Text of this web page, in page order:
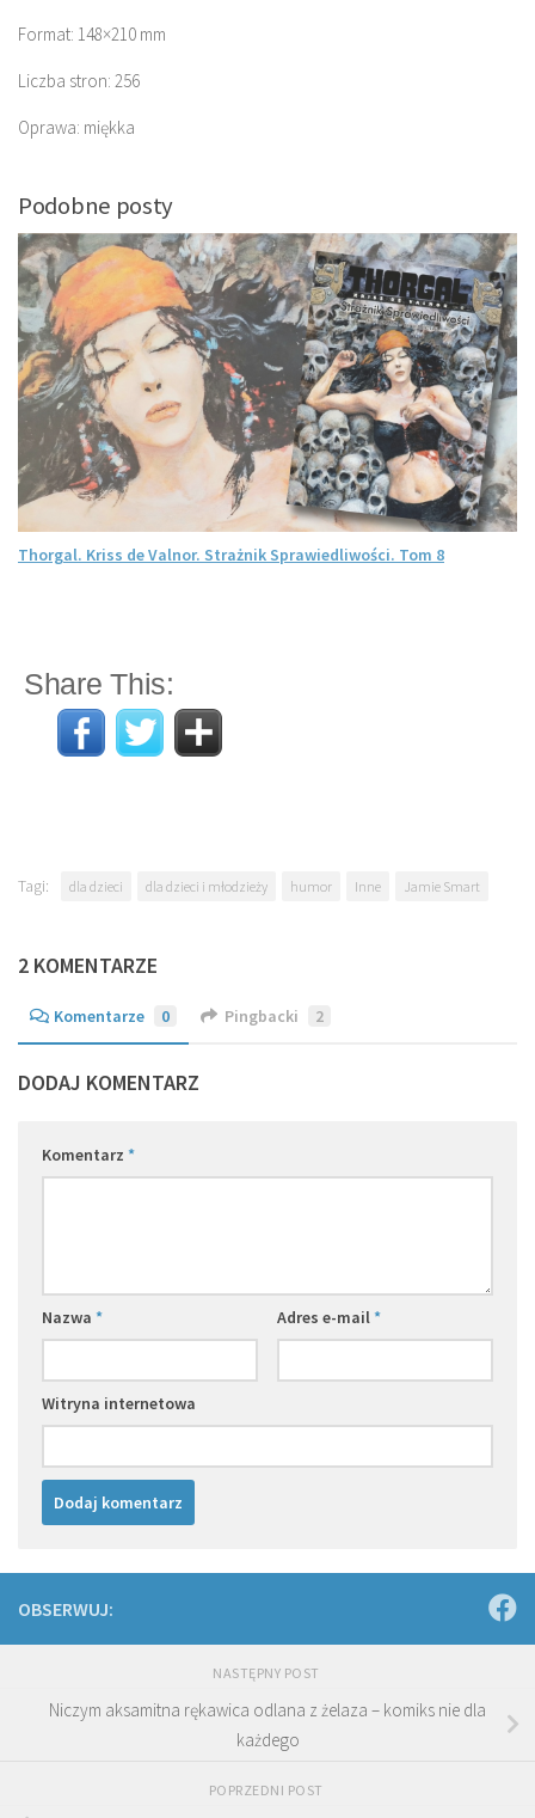
Format: 148×210 mm
Liczba stron: 256
Oprawa: miękka
Podobne posty
Thorgal. Kriss de Valnor. Strażnik Sprawiedliwości. Tom 8
Share This:
Tagi: dla dzieci dla dzieci i młodzieży humor Inne Jamie Smart
2 KOMENTARZE
Komentarze 0 Pingbacki 2
DODAJ KOMENTARZ
Komentarz *
Nazwa * Adres e-mail*
Witryna internetowa
OBSERWUJ:
NASTĘPNY POST
Niczym aksamitna rękawica odlana z żelaza – komiks nie dla
każdego
POPRZEDNI POST